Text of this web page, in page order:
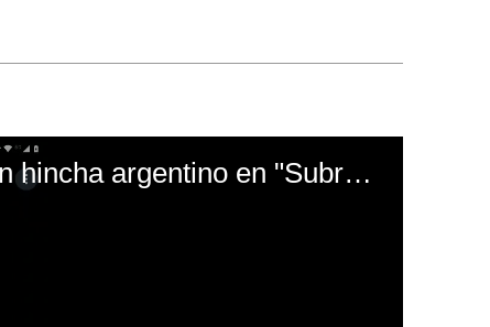
El mal momento de Yanina Gasañol con un hincha argentino en "Subrayado"